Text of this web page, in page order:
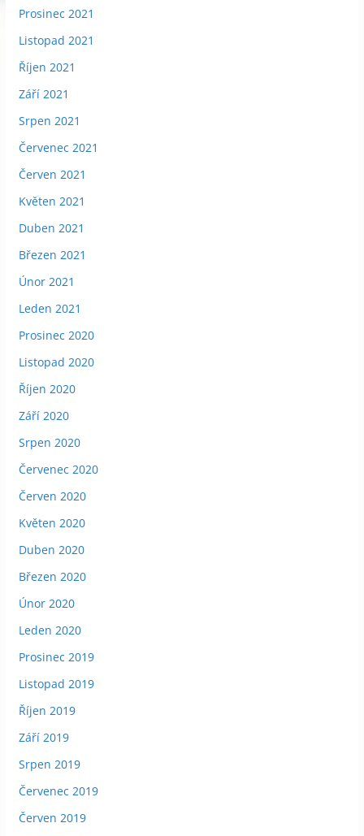
Prosinec 2021
Listopad 2021
Říjen 2021
Září 2021
Srpen 2021
Červenec 2021
Červen 2021
Květen 2021
Duben 2021
Březen 2021
Únor 2021
Leden 2021
Prosinec 2020
Listopad 2020
Říjen 2020
Září 2020
Srpen 2020
Červenec 2020
Červen 2020
Květen 2020
Duben 2020
Březen 2020
Únor 2020
Leden 2020
Prosinec 2019
Listopad 2019
Říjen 2019
Září 2019
Srpen 2019
Červenec 2019
Červen 2019